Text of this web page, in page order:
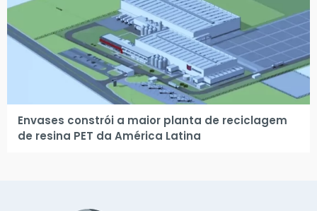
Envases constrói a maior planta de reciclagem
de resina PET da América Latina